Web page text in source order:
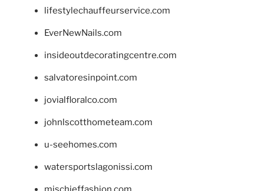
lifestylechauffeurservice.com
EverNewNails.com
insideoutdecoratingcentre.com
salvatoresinpoint.com
jovialfloralco.com
johnlscotthometeam.com
u-seehomes.com
watersportslagonissi.com